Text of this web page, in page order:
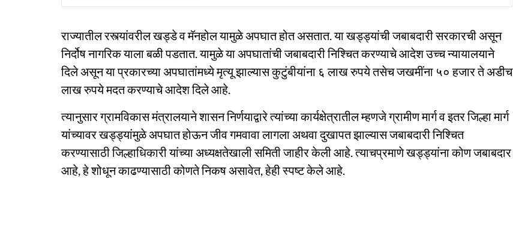
राज्यातील रस्त्यांवरील खड्डे व मॅनहोल यामुळे अपघात होत असतात. या खड्ड्यांची जबाबदारी सरकारची असून
निर्दोष नागरिक याला बळी पडतात. यामुळे या अपघातांची जबाबदारी निश्चित करण्याचे आदेश उच्च न्यायालयाने
दिले असून या प्रकारच्या अपघातांमध्ये मृत्यू झाल्यास कुटुंबीयांना ६ लाख रुपये तसेच जखमींना ५० हजार ते अडीच
लाख रुपये मदत करण्याचे आदेश दिले आहे.
त्यानुसार ग्रामविकास मंत्रालयाने शासन निर्णयाद्वारे त्यांच्या कार्यक्षेत्रातील म्हणजे ग्रामीण मार्ग व इतर जिल्हा मार्ग
यांच्यावर खड्ड्यांमुळे अपघात होऊन जीव गमवावा लागला अथवा दुखापत झाल्यास जबाबदारी निश्चित
करण्यासाठी जिल्हाधिकारी यांच्या अध्यक्षतेखाली समिती जाहीर केली आहे. त्याचप्रमाणे खड्ड्यांना कोण जबाबदार
आहे, हे शोधून काढण्यासाठी कोणते निकष असावेत, हेही स्पष्ट केले आहे.